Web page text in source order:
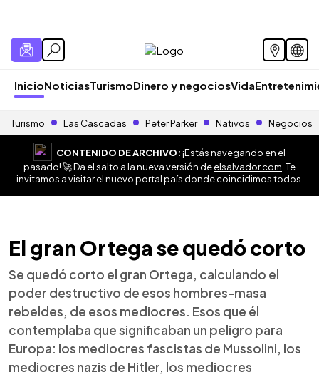
InicioNoticiasTurismoDinero y negociosVida
Turismo Las Cascadas Peter Parker Nativos Negocios
CONTENIDO DE ARCHIVO:¡Estás navegando en el
pasado! 🚀 Da el salto a la nueva versión deelsalvador.com . Te
invitamos a visitar el nuevo portal país donde coincidimos todos.
El gran Ortega se quedó corto
Se quedó corto el gran Ortega, calculando el
poder destructivo de esos hombres-masa
rebeldes, de esos mediocres. Esos que él
contemplaba que significaban un peligro para
Europa: los mediocres fascistas de Mussolini, los
mediocres nazis de Hitler, los mediocres